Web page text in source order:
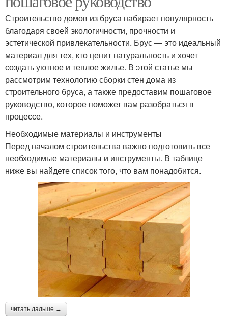
Строительство домов из бруса набирает популярность
благодаря своей экологичности, прочности и
эстетической привлекательности. Брус — это идеальный
материал для тех, кто ценит натуральность и хочет
создать уютное и теплое жилье. В этой статье мы
рассмотрим технологию сборки стен дома из
строительного бруса, а также предоставим пошаговое
руководство, которое поможет вам разобраться в
процессе.
Необходимые материалы и инструменты
Перед началом строительства важно подготовить все
необходимые материалы и инструменты. В таблице
ниже вы найдете список того, что вам понадобится.
читать дальше →